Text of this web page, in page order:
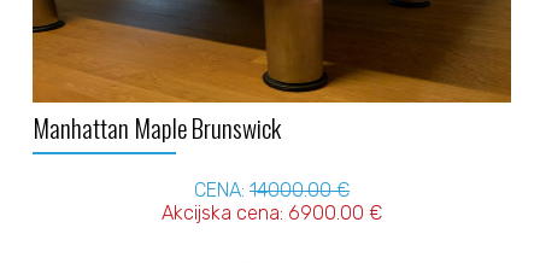
Manhattan Maple Brunswick
CENA: 14000.00 €
Akcijska cena: 6900.00 €